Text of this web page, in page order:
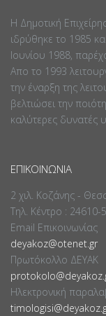
Η Δημοτική
ιδρύθηκε το 1985
Ιουνίου 1988,
Απο το 1993
την έναρξη της
βελτιώσει την
καλύτερες δυνατές
ΕΠΙΚΟΙΝΩΝΊΑ
2 χιλ. Κοζάνης -
Τηλ. Κέντρο :
Email Επικοινωνίας
deyakoz@otenet.gr
Πρωτόκολλο ΔΕΥΑΚ
Ηλεκτρονική